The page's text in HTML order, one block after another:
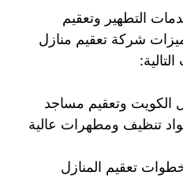
التطهير وتعقيم
شركة تعقيم منازل
الكويت وتعقيم مساجد
تنظيف ومطهرات عالية
خطوات تعقيم المنازل